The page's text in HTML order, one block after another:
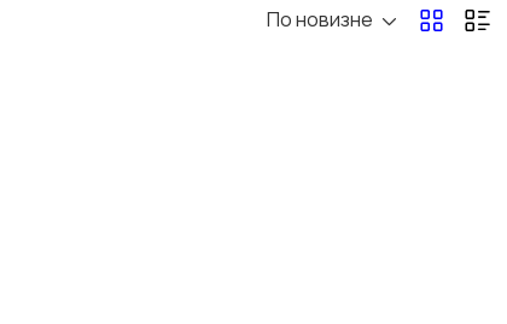
По новизне